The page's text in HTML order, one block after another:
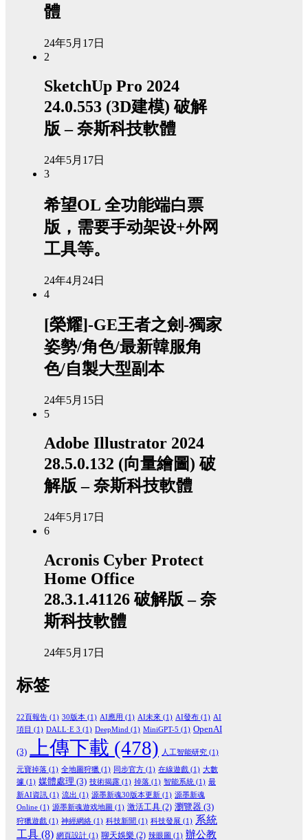
體
24年5月17日
2
SketchUp Pro 2024
24.0.553 (3D建模) 破解
版 – 奈斯科技軟體
24年5月17日
3
希望OL 全功能端白票
版，需要手动架设+外网
工具等。
24年4月24日
4
[榮耀]-GE王者之劍-獨家
姿勢/角色/最新韓服角
色/自製大型副本
24年5月15日
5
Adobe Illustrator 2024
28.5.0.132 (向量繪圖) 破
解版 – 奈斯科技軟體
24年5月17日
6
Acronis Cyber Protect
Home Office
28.3.1.41126 破解版 – 奈
斯科技軟體
24年5月17日
标签
22頁報告 (1) 30版本 (1) AI應用 (1) AI未來 (1) AI發布 (1) AI
項目 (1) DALL·E 3 (1) DeepMind (1) MiniGPT-5 (1) OpenAI
(3) 上傳下載 (478) 人工智能研究 (1)
元寶掉落 (1) 全地圖狩獵 (1) 同步官方 (1) 在線遊戲 (1) 大數
據 (1) 媒體處理 (3) 技術揭露 (1) 掉落 (1) 智能系統 (1) 最
新AI資訊 (1) 流出 (1) 源墨新魂30版本更新 (1) 源墨新魂
Online (1) 源墨新魂遊戏地圖 (1) 激活工具 (2) 瀏覽器 (3)
狩獵遊戲 (1) 神經網絡 (1) 科技新聞 (1) 科技發展 (1) 系統
工具 (8) 網頁設計 (1) 聊天娛樂 (2) 辣眼圖 (1) 辦公教